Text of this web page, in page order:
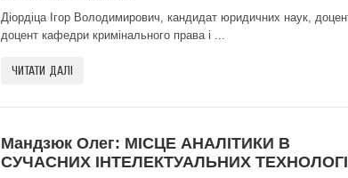
Діордіца Ігор Володимирович, кандидат юридичних наук,
доцент кафедри кримінального права і ...
ЧИТАТИ ДАЛІ
Мандзюк Олег: МІСЦЕ АНАЛІТИКИ В
СУЧАСНИХ ІНТЕЛЕКТУАЛЬНИХ